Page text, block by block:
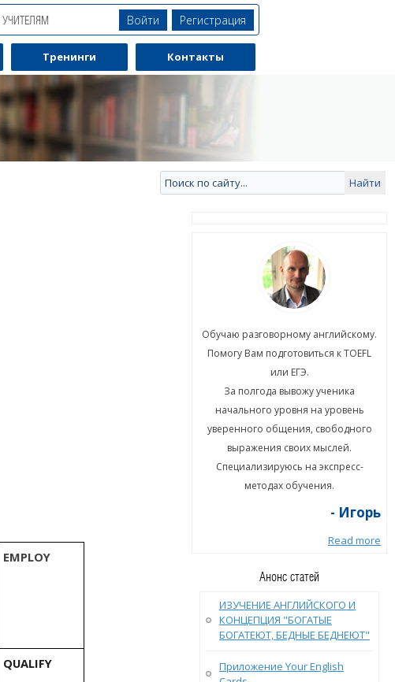
УЧИТЕЛЯМ Войти Регистрация
Тренинги Контакты
EMPLOY
QUALIFY
Обучаю разговорному английскому.
Помогу Вам подготовиться к TOEFL
или ЕГЭ.
За полгода вывожу ученика
начального уровня на уровень
уверенного общения, свободного
выражения своих мыслей.
Специализируюсь на экспресс-
методах обучения.
- Игорь
Read more
Анонс статей
ИЗУЧЕНИЕ АНГЛИЙСКОГО И
КОНЦЕПЦИЯ "БОГАТЫЕ
БОГАТЕЮТ, БЕДНЫЕ БЕДНЕЮТ"
Приложение Your English